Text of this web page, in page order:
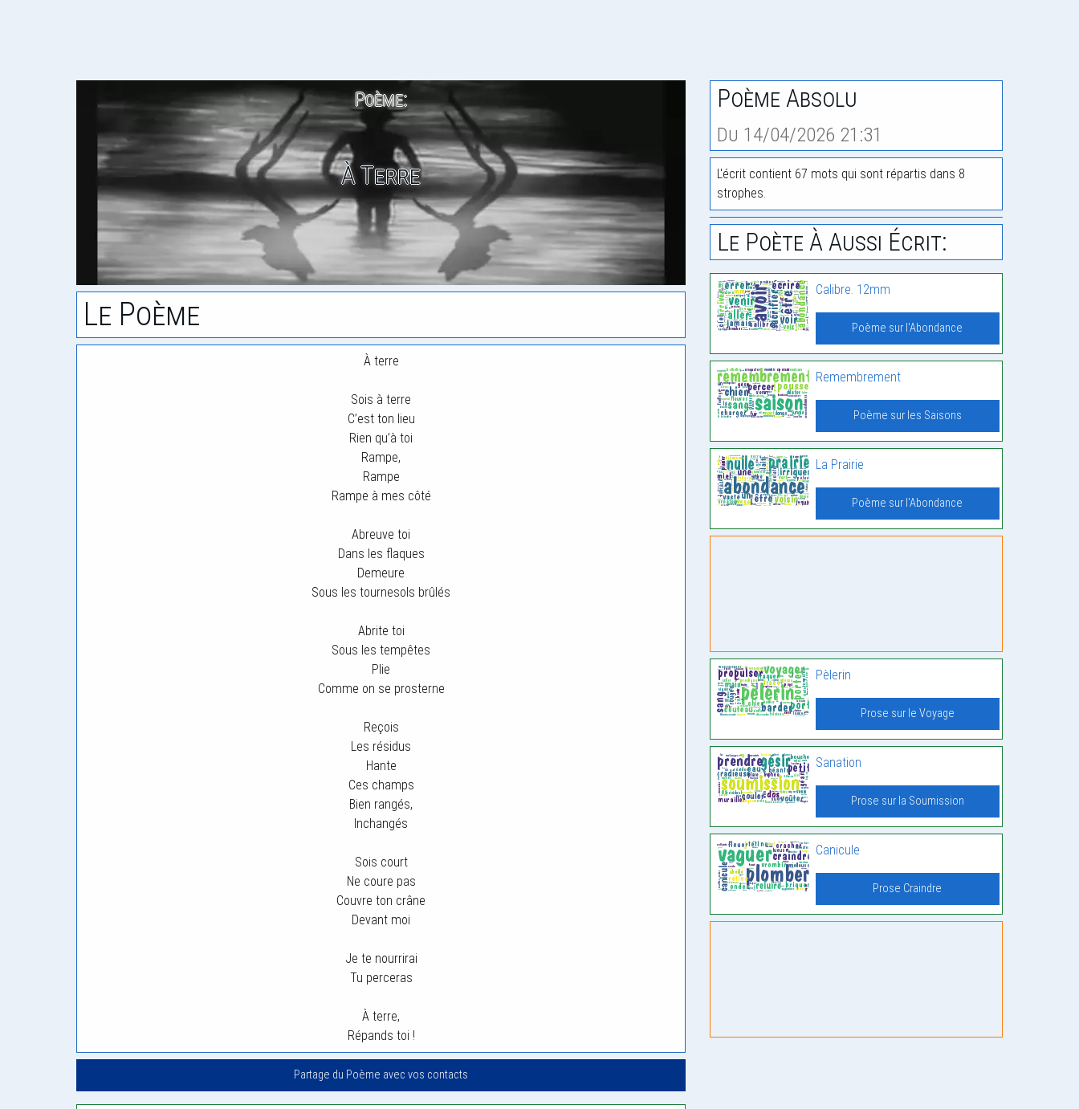
Poème:
À Terre
Le Poème
À terre
Sois à terre
C’est ton lieu
Rien qu’à toi
Rampe,
Rampe
Rampe à mes côté
Abreuve toi
Dans les flaques
Demeure
Sous les tournesols brûlés
Abrite toi
Sous les tempêtes
Plie
Comme on se prosterne
Reçois
Les résidus
Hante
Ces champs
Bien rangés,
Inchangés
Sois court
Ne coure pas
Couvre ton crâne
Devant moi
Je te nourrirai
Tu perceras
À terre,
Répands toi !
Partage du Poème avec vos contacts
Poème Absolu
Du 14/04/2026 21:31
L'écrit contient 67 mots qui sont répartis dans 8
strophes.
Le Poète À Aussi Écrit:
Calibre. 12mm
Poème sur l'Abondance
Remembrement
Poème sur les Saisons
La Prairie
Poème sur l'Abondance
Pèlerin
Prose sur le Voyage
Sanation
Prose sur la Soumission
Canicule
Prose Craindre